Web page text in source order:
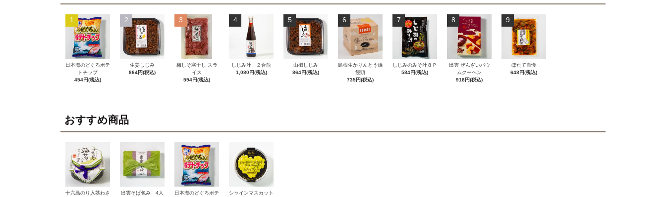
1
日本海のどぐろポテ
トチップ
454円(税込)
2
生姜しじみ
864円(税込)
3
梅しそ寒干し スラ
イス
594円(税込)
4
しじみ汁 ２合瓶
1,080円(税込)
5
山椒しじみ
864円(税込)
6
島根生かりんとう焼
饅頭
735円(税込)
7
しじみのみそ汁８Ｐ
584円(税込)
8
出雲 ぜんざいバウ
ムクーヘン
918円(税込)
9
ほたて自慢
648円(税込)
おすすめ商品
十六島のり入茎わさ
出雲そば包み 4人
日本海のどぐろポテ
シャインマスカット